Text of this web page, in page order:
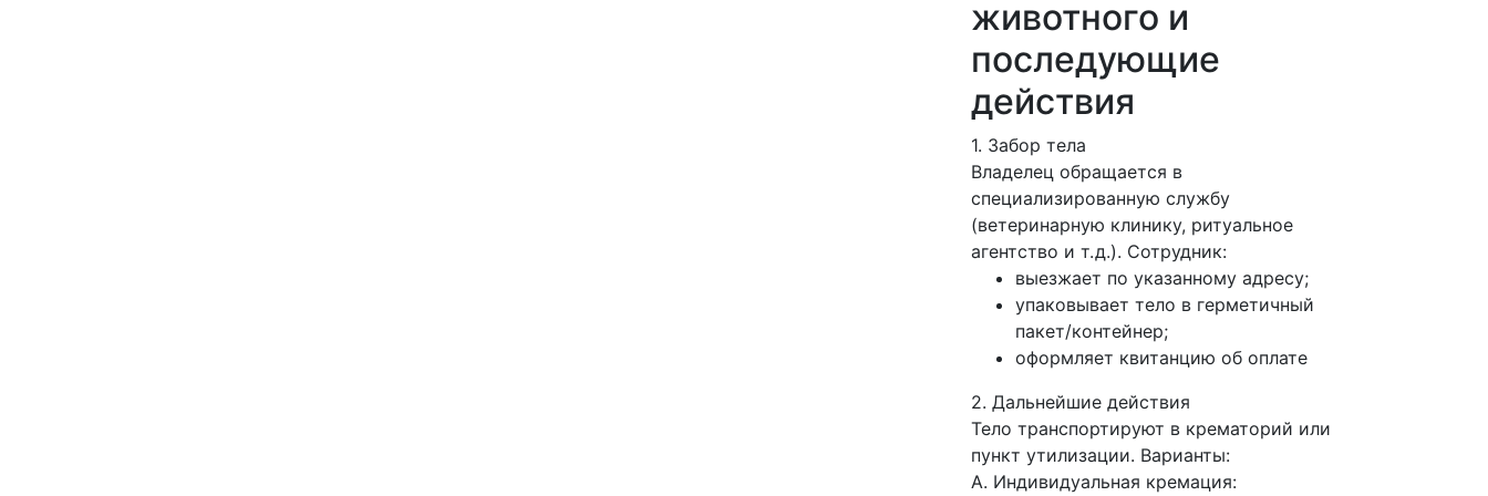
животного и
последующие
действия
1. Забор тела
Владелец обращается в
специализированную службу
(ветеринарную клинику, ритуальное
агентство и т. д.). Сотрудник:
выезжает по указанному адресу;
упаковывает тело в герметичный
пакет/контейнер;
оформляет квитанцию об оплате
2. Дальнейшие действия
Тело транспортируют в крематорий или
пункт утилизации. Варианты:
А. Индивидуальная кремация: